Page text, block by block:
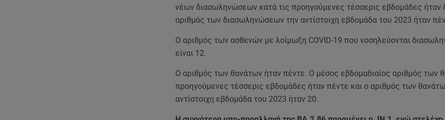
νέων διασωληνώσεων κατά τις προηγούμενες τέσσερις εβδομάδες ήταν
αριθμός των διασωληνώσεων την αντίστοιχη εβδομάδα του 2023 ήταν
Ο αριθμός των ασθενών με λοίμωξη COVID-19 που νοσηλεύονται
είναι 12.
Ο αριθμός των θανάτων ήταν πέντε. Ο μέσος εβδομαδιαίος αριθμός των
προηγούμενες τέσσερις εβδομάδες ήταν πέντε και ο αριθμός των
αντίστοιχη εβδομάδα του 2023 ήταν 20.